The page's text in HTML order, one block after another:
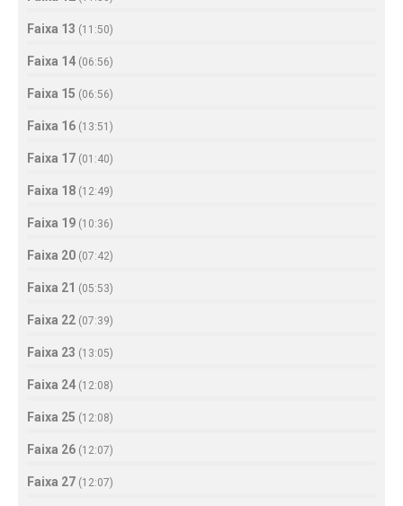
Faixa 13 (11:50)
Faixa 14 (06:56)
Faixa 15 (06:56)
Faixa 16 (13:51 )
Faixa 17 (01:40)
Faixa 18 (12:49)
Faixa 19 (10:36)
Faixa 20 (07:42)
Faixa 21 (05:53)
Faixa 22 (07:39)
Faixa 23 (13:05)
Faixa 24 (12:08)
Faixa 25 (12:08)
Faixa 26 (12:07)
Faixa 27 (12:07)